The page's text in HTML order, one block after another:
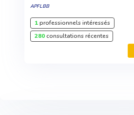
APFLBB
1professionnels intéressés
280consultations récentes